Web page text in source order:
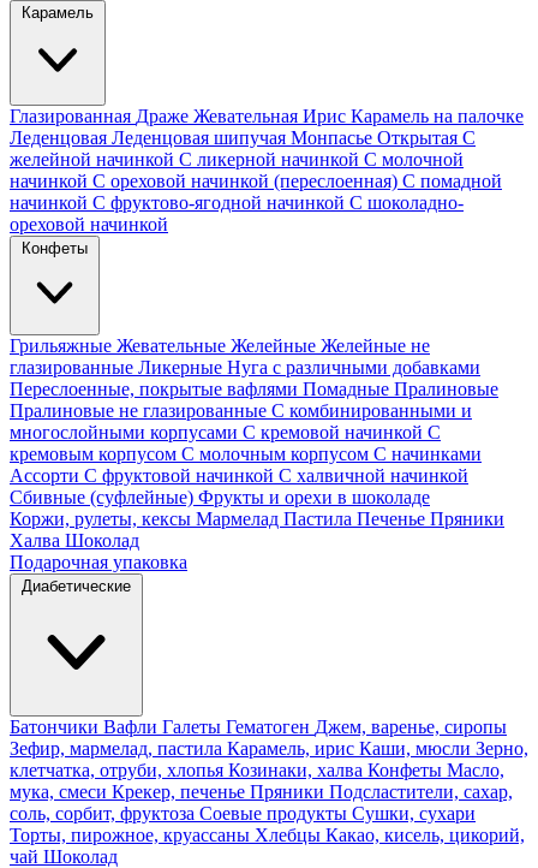
Карамель
Глазированная Драже Жевательная Ирис Карамель на палочке
Леденцовая Леденцовая шипучая Монпасье Открытая С
желейной начинкой С ликерной начинкой С молочной
начинкой С ореховой начинкой (переслоенная) С помадной
начинкой С фруктово-ягодной начинкой С шоколадно-
ореховой начинкой
Конфеты
Грильяжные Жевательные Желейные Желейные не
глазированные Ликерные Нуга с различными добавками
Переслоенные, покрытые вафлями Помадные Пралиновые
Пралиновые не глазированные С комбинированными и
многослойными корпусами С кремовой начинкой С
кремовым корпусом С молочным корпусом С начинками
Ассорти С фруктовой начинкой С халвичной начинкой
Сбивные (суфлейные) Фрукты и орехи в шоколаде
Коржи, рулеты, кексы Мармелад Пастила Печенье Пряники
Халва Шоколад
Подарочная упаковка
Диабетические
Батончики Вафли Галеты Гематоген Джем, варенье, сиропы
Зефир, мармелад, пастила Карамель, ирис Каши, мюсли Зерно,
клетчатка, отруби, хлопья Козинаки, халва Конфеты Масло,
мука, смеси Крекер, печенье Пряники Подсластители, сахар,
соль, сорбит, фруктоза Соевые продукты Сушки, сухари
Торты, пирожное, круассаны Хлебцы Какао, кисель, цикорий,
чай Шоколад